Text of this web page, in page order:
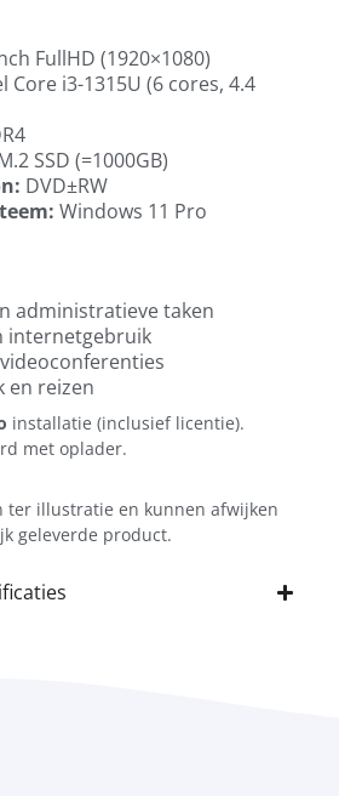
FullHD (1920×1080)
Core i3-1315U (6 cores, 4.4
SSD (=1000GB)
DVD±RW
Windows 11 Pro
administratieve taken
internetgebruik
en reizen
installatie (inclusief licentie).
met oplader.
ter illustratie en kunnen afwijken
geleverde product.